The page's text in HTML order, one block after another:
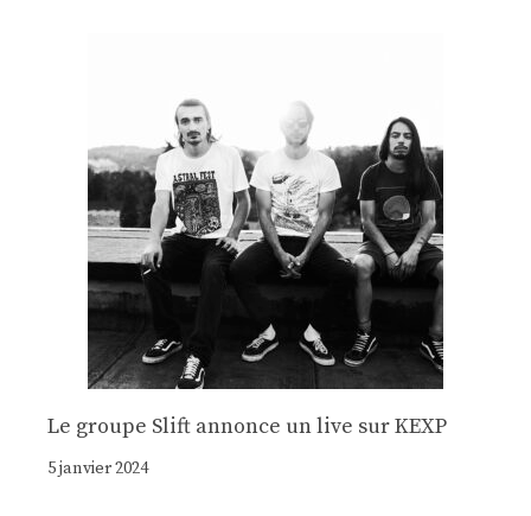
Le groupe Slift annonce un live sur KEXP
5 janvier 2024